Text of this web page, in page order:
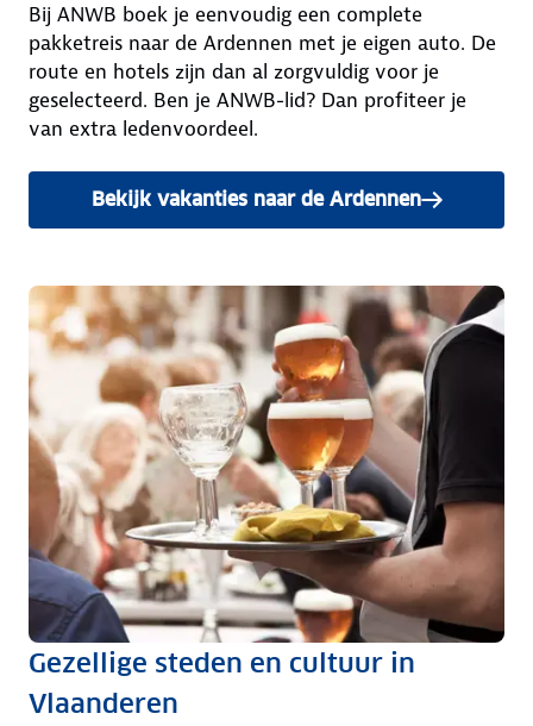
Bij ANWB boek je eenvoudig een complete
pakketreis naar de Ardennen met je eigen auto. De
route en hotels zijn dan al zorgvuldig voor je
geselecteerd. Ben je ANWB-lid? Dan profiteer je
van extra ledenvoordeel.
Bekijk vakanties naar de Ardennen
Gezellige steden en cultuur in
Vlaanderen